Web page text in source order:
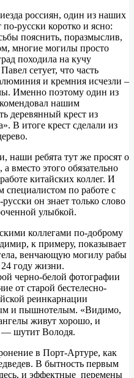
россиян, один из наших
по-русски коротко и ясно:
пояснить, поразмыслив,
многие могилы просто
походила на кучу
сетует, что часть
и кремния исчезли –
Именно поэтому один из
нашим
деревянный крест из
В итоге крест сделали из
наши ребята тут же просят о
вместо этого обязательно
китайских коллег. И
специалистом по работе с
он знает только слово
улыбкой.
коллегами по-доброму
к примеру, показывает
венчающую могилу рабы
году жизни.
черно-белой фотографии
от старой бестелесно-
реинкарнации
и пышнотелым. «Видимо,
живут хорошо, и
— шутит Володя.
в Порт-Артуре, как
В бытность первым
и эффектные перемены